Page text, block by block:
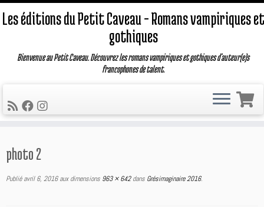
au
contenu
Les éditions du Petit Caveau – Romans vampiriques et
gothiques
Bienvenue au Petit Caveau. Découvrez les romans vampiriques et gothiques d'auteur(e)s
francophones de talent.
photo 2
Publié avril 6, 2016aux dimensions 963 × 642dans Grésimaginaire 2016.